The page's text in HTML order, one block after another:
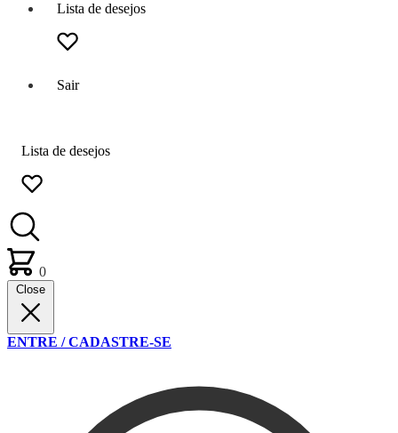
Lista de desejos
Sair
Lista de desejos
0
Close
ENTRE / CADASTRE-SE